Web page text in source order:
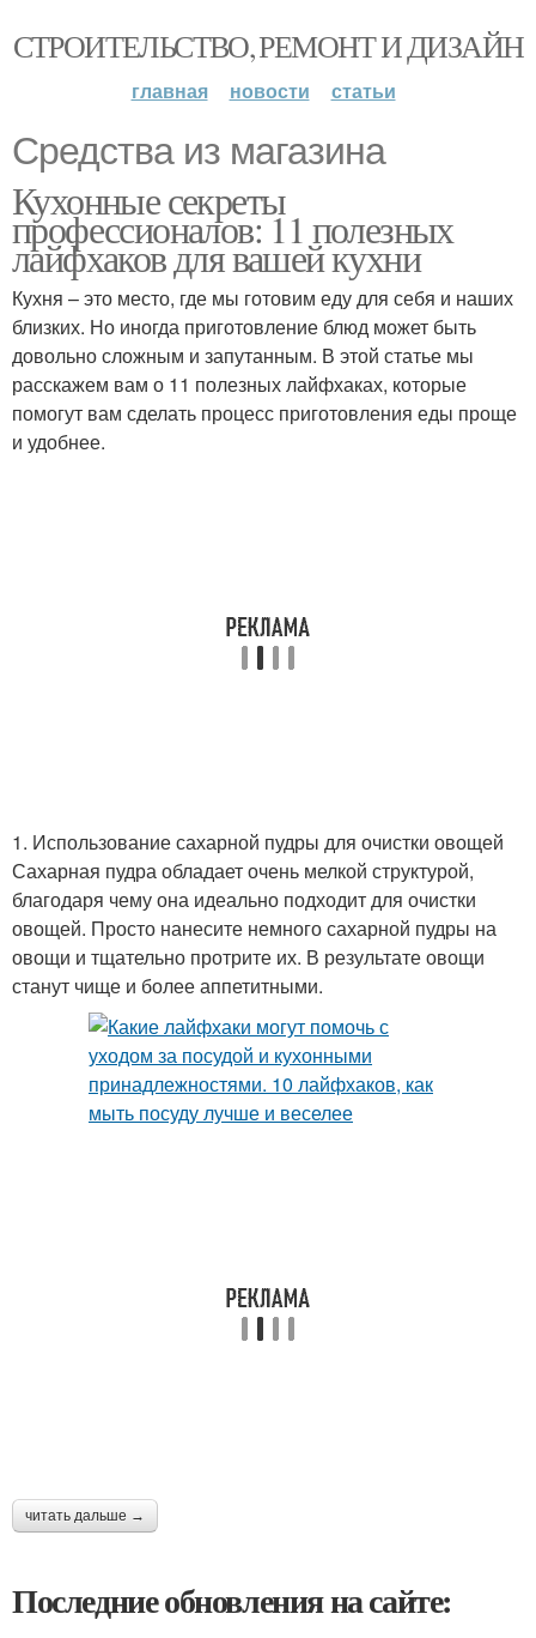
СТРОИТЕЛЬСТВО, РЕМОНТ И ДИЗАЙН
главная новости статьи
Средства из магазина
Кухонные секреты
профессионалов: 11 полезных
лайфхаков для вашей кухни
Кухня – это место, где мы готовим еду для себя и наших
близких. Но иногда приготовление блюд может быть
довольно сложным и запутанным. В этой статье мы
расскажем вам о 11 полезных лайфхаках, которые
помогут вам сделать процесс приготовления еды проще
и удобнее.
1. Использование сахарной пудры для очистки овощей
Сахарная пудра обладает очень мелкой структурой,
благодаря чему она идеально подходит для очистки
овощей. Просто нанесите немного сахарной пудры на
овощи и тщательно протрите их. В результате овощи
станут чище и более аппетитными.
читать дальше →
Последние обновления на сайте: